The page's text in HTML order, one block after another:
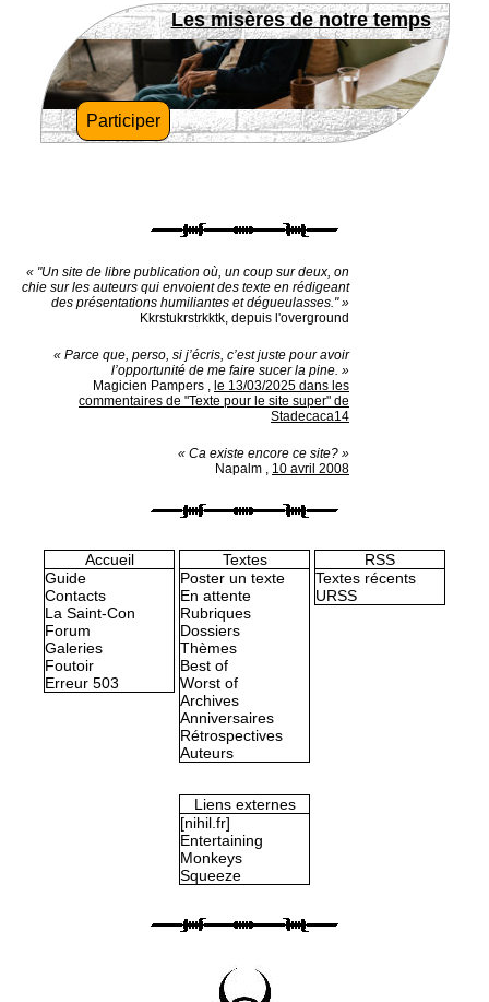
Les misères de notre temps
Participer
« "Un site de libre publication où, un coup sur deux, on
chie sur les auteurs qui envoient des texte en rédigeant
des présentations humiliantes et dégueulasses." »
Kkrstukrstrkktk, depuis l'overground
« Parce que, perso, si j’écris, c’est juste pour avoir
l’opportunité de me faire sucer la pine. »
Magicien Pampers , le 13/03/2025 dans les
commentaires de "Texte pour le site super" de
Stadecaca14
« Ca existe encore ce site? »
Napalm , 10 avril 2008
Accueil
Guide
Contacts
La Saint-Con
Forum
Galeries
Foutoir
Erreur 503
Textes
Poster un texte
En attente
Rubriques
Dossiers
Thèmes
Best of
Worst of
Archives
Anniversaires
Rétrospectives
Auteurs
RSS
Textes récents
URSS
Liens externes
[nihil.fr]
Entertaining
Monkeys
Squeeze